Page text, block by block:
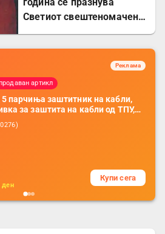
Светиот свештеномаченик
Реклама
артикл
5 парчиња заштитник на кабли,
за заштита на кабли од ТПУ,
за заштита на кабли, без
за мобилни телефони, комплет
)
ден
Купи сега